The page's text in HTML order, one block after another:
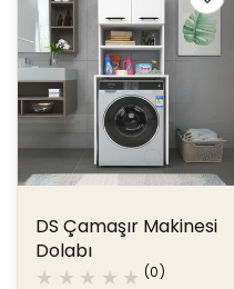
(0)
DS Çamaşır Makinesi
Dolabı